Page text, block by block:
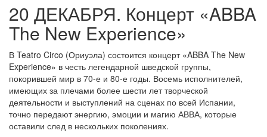
20 ДЕКАБРЯ. Концерт «ABBA
The New Experience»
В Teatro Circo (Ориуэла) состоится концерт «ABBA The New
Experience» в честь легендарной шведской группы,
покорившей мир в 70-е и 80-е годы. Восемь исполнителей,
имеющих за плечами более шести лет творческой
деятельности и выступлений на сценах по всей Испании,
точно передают энергию, эмоции и магию АВВА, которые
оставили след в нескольких поколениях.